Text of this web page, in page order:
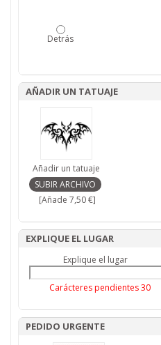
Detrás
AÑADIR UN TATUAJE
Añadir un tatuaje
[Añade 7,50 €]
EXPLIQUE EL LUGAR
Explique el lugar
Carácteres pendientes30
PEDIDO URGENTE